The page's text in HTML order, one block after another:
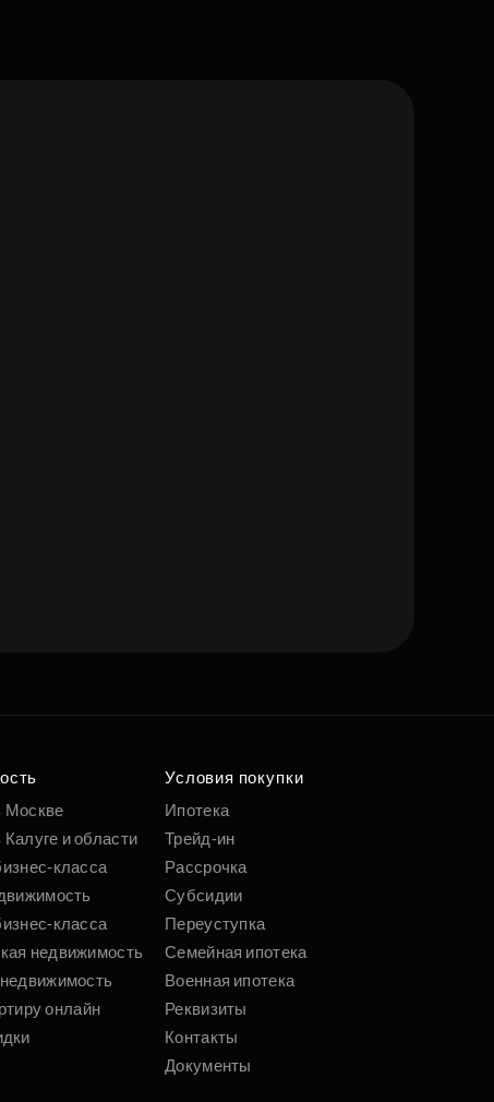
Москве
и области
класса
класса
недвижимость
онлайн
Условия покупки
Ипотека
Трейд-ин
Рассрочка
Субсидии
Переуступка
Семейная ипотека
Военная ипотека
Реквизиты
Контакты
Документы